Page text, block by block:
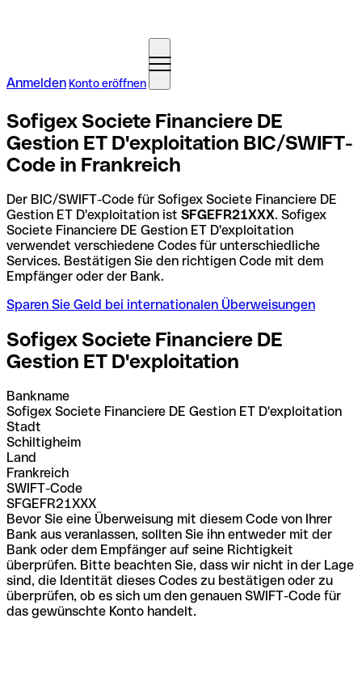
Anmelden Konto eröffnen
Sofigex Societe Financiere DE
Gestion ET D'exploitation BIC/SWIFT-
Code in Frankreich
Der BIC/SWIFT-Code für Sofigex Societe Financiere DE
Gestion ET D'exploitation ist SFGEFR21XXX. Sofigex
Societe Financiere DE Gestion ET D'exploitation
verwendet verschiedene Codes für unterschiedliche
Services. Bestätigen Sie den richtigen Code mit dem
Empfänger oder der Bank.
Sparen Sie Geld bei internationalen Überweisungen
Sofigex Societe Financiere DE
Gestion ET D'exploitation
Bankname
Sofigex Societe Financiere DE Gestion ET D'exploitation
Stadt
Schiltigheim
Land
Frankreich
SWIFT-Code
SFGEFR21XXX
Bevor Sie eine Überweisung mit diesem Code von Ihrer
Bank aus veranlassen, sollten Sie ihn entweder mit der
Bank oder dem Empfänger auf seine Richtigkeit
überprüfen. Bitte beachten Sie, dass wir nicht in der Lage
sind, die Identität dieses Codes zu bestätigen oder zu
überprüfen, ob es sich um den genauen SWIFT-Code für
das gewünschte Konto handelt.